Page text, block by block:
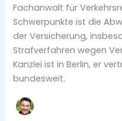
Fachanwalt für
Schwerpunkte ist die
der Versicherung,
Strafverfahren wegen
Kanzlei ist in Berlin, er
bundesweit.